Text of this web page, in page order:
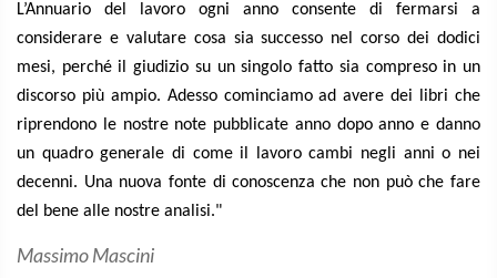
L’Annuario del lavoro ogni anno consente di fermarsi a
considerare e valutare cosa sia successo nel corso dei dodici
mesi, perché il giudizio su un singolo fatto sia compreso in un
discorso più ampio. Adesso cominciamo ad avere dei libri che
riprendono le nostre note pubblicate anno dopo anno e danno
un quadro generale di come il lavoro cambi negli anni o nei
decenni. Una nuova fonte di conoscenza che non può che fare
del bene alle nostre analisi."
Massimo Mascini